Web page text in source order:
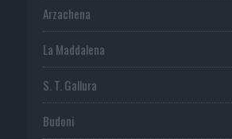
Arzachena
La Maddalena
S. T. Gallura
Budoni